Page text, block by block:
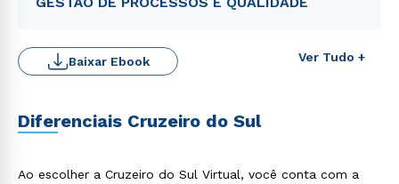
Ver Tudo +
Baixar Ebook
Diferenciais Cruzeiro do Sul
Ao escolher a Cruzeiro do Sul Virtual, você conta com a
Rápido e fácil